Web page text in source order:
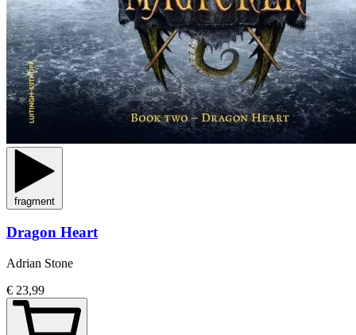
fragment
Dragon Heart
Adrian Stone
€ 23,99